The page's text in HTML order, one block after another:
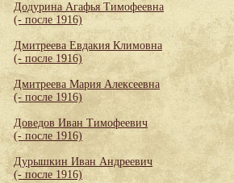
Додурина Агафья Тимофеевна
(- после 1916)
Дмитреева Евдакия Климовна
(- после 1916)
Дмитреева Мария Алексеевна
(- после 1916)
Доведов Иван Тимофеевич
(- после 1916)
Дурышкин Иван Андреевич
(- после 1916)